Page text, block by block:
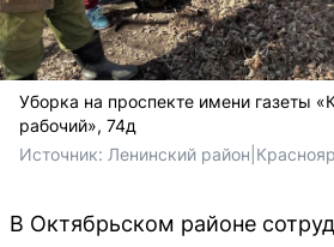
Уборка на проспекте имени газеты
рабочий», 74д
Источник: Ленинский
В Октябрьском районе